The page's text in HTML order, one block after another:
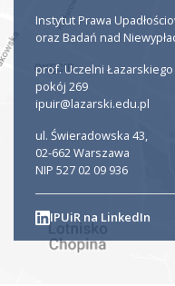
Instytut Prawa
oraz Badań nad
prof. Uczelni
pokój 269
ipuir@lazarski.edu.pl
ul. Świeradowska 43,
02-662 Warszawa
NIP 527 02 09 936
IPUiR na LinkedIn